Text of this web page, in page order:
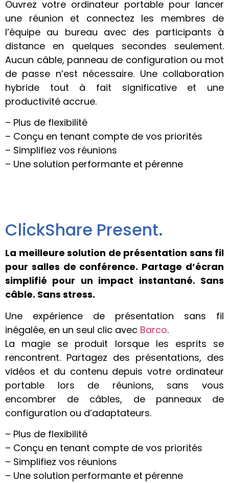
Ouvrez votre ordinateur portable pour lancer
une réunion et connectez les membres de
l’équipe au bureau avec des participants à
distance en quelques secondes seulement.
Aucun câble, panneau de configuration ou mot
de passe n’est nécessaire. Une collaboration
hybride tout à fait significative et une
productivité accrue.
– Plus de flexibilité
– Conçu en tenant compte de vos priorités
– Simplifiez vos réunions
– Une solution performante et pérenne
ClickShare Present.
La meilleure solution de présentation sans fil
pour salles de conférence. Partage d’écran
simplifié pour un impact instantané. Sans
câble. Sans stress.
Une expérience de présentation sans fil
inégalée, en un seul clic avec Barco.
La magie se produit lorsque les esprits se
rencontrent. Partagez des présentations, des
vidéos et du contenu depuis votre ordinateur
portable lors de réunions, sans vous
encombrer de câbles, de panneaux de
configuration ou d’adaptateurs.
– Plus de flexibilité
– Conçu en tenant compte de vos priorités
– Simplifiez vos réunions
– Une solution performante et pérenne